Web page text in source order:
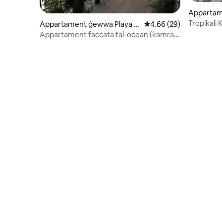
Appartament ġewwa Playa V
enao
Rating medju ta' 4.66
4.66 (29)
Appartament faċċata tal-oċean (kamra
Tropikali